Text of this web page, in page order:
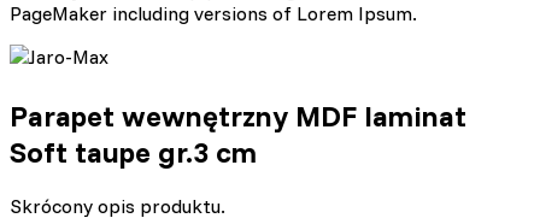
PageMaker including versions of Lorem Ipsum.
Parapet wewnętrzny MDF laminat
Soft taupe gr.3 cm
Skrócony opis produktu.